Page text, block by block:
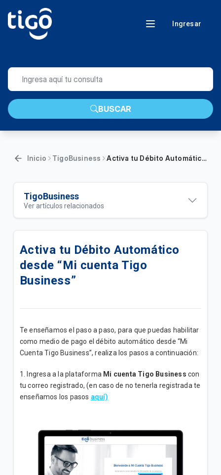
Ingresar
BUSCAR
Inicio TigoBusiness Activa tu Débito Automático desde “Mi cuenta Tigo Business”
TigoBusiness
Ver artículos relacionados
Actualizamos su Internet+ TV Lite Plus | B2B
Actualizamos su plan Internet + TV Lite | B2B
Actualizamos su plan Internet Lite+ | B2B
Un canal de atención exclusivo para impulsar tu
negocio
¡Mejoramos su Plan Empresa Medio ahora tiene
mayor velocidad!
Promoción "Conecta tu M2M"
Incrementamos la velocidad de su plan Empresa
Inicial sin costo adicional
Activa tu Débito Automático
desde “Mi cuenta Tigo
Business”
Te enseñamos el paso a paso, para que puedas habilitar
como medio de pago el débito automático desde “Mi
Cuenta Tigo Business”, realiza los pasos a continuación:
1. Ingresa a la plataforma Mi cuenta Tigo Business con
tu correo registrado, (en caso de no tenerla registrada te
enseñamos los pasos aquí)